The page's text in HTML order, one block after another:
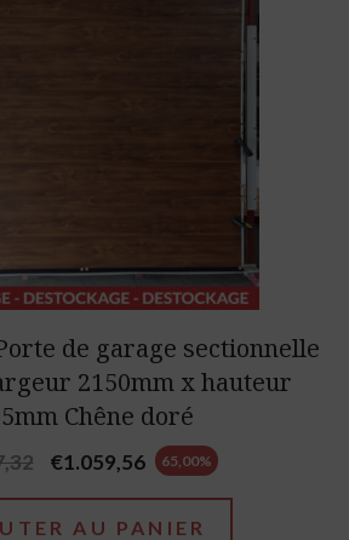
de garage sectionnelle
2150mm x hauteur
Chêne doré
Original
price
was:
€1.059,56Current
price
is:
65,00%
AU PANIER